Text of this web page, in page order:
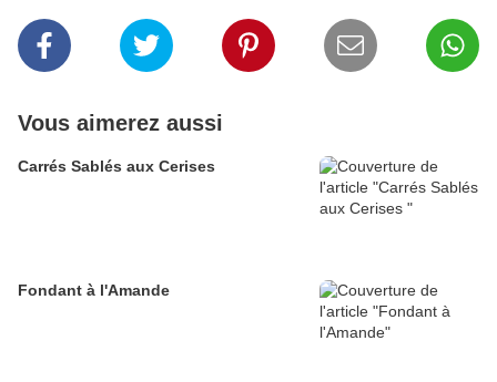
Vous aimerez aussi
Carrés Sablés aux Cerises
Fondant à l'Amande